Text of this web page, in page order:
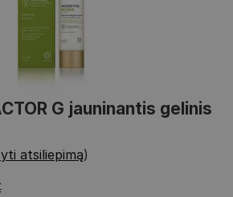
G jauninantis gelinis
atsiliepimą)